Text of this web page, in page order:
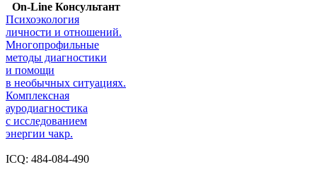
On-Line Консультант
Психоэкология
личности и отношений.
Многопрофильные
методы диагностики
и помощи
в необычных ситуациях.
Комплексная
ауродиагностика
с исследованием
энергии чакр.
ICQ: 484-084-490